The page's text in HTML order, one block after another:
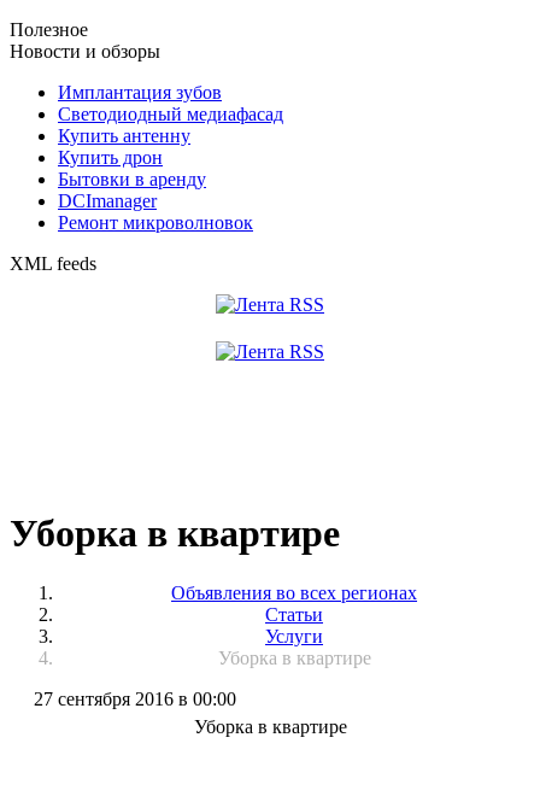
Полезное
Новости и обзоры
Имплантация зубов
Светодиодный медиафасад
Купить антенну
Купить дрон
Бытовки в аренду
DCImanager
Ремонт микроволновок
XML feeds
Уборка в квартире
Объявления во всех регионах
Статьи
Услуги
Уборка в квартире
27 сентября 2016 в 00:00
Уборка в квартире